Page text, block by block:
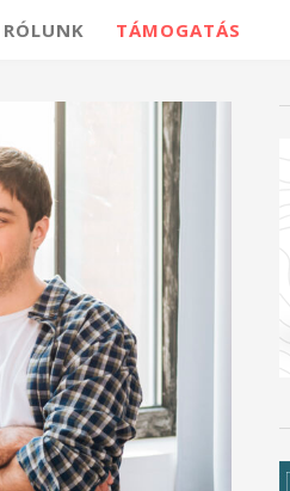
RÓLUNK TÁMOGATÁS